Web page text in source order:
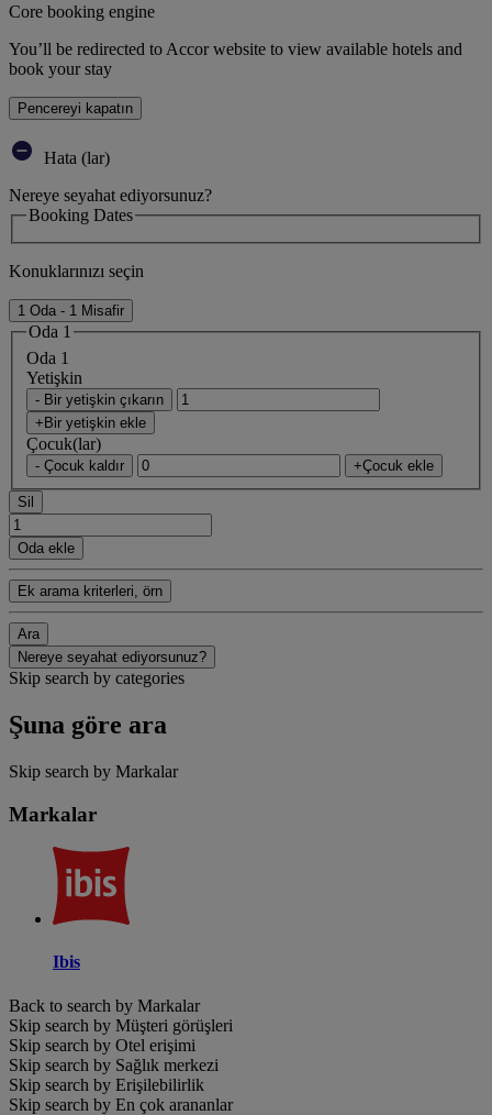
Core booking engine
You’ll be redirected to Accor website to view available hotels and
book your stay
Pencereyi kapatın
Hata (lar)
Nereye seyahat ediyorsunuz?
Booking Dates
Konuklarınızı seçin
1 Oda - 1 Misafir
Oda 1
Oda 1
Yetişkin
- Bir yetişkin çıkarın
+Bir yetişkin ekle
Çocuk(lar)
- Çocuk kaldır +Çocuk ekle
Sil
Oda ekle
Ek arama kriterleri, örn
Ara
Nereye seyahat ediyorsunuz?
Skip search by categories
Şuna göre ara
Skip search by Markalar
Markalar
Ibis
Back to search by Markalar
Skip search by Müşteri görüşleri
Skip search by Otel erişimi
Skip search by Sağlık merkezi
Skip search by Erişilebilirlik
Skip search by En çok arananlar